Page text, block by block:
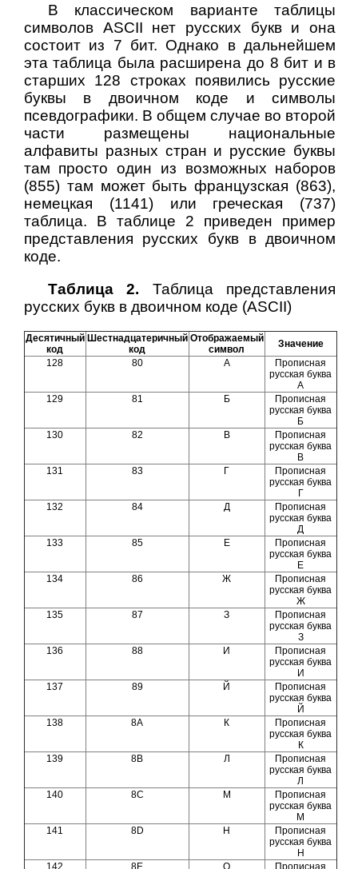
В классическом варианте таблицы
символов ASCII нет русских букв и она
состоит из 7 бит. Однако в дальнейшем
эта таблица была расширена до 8 бит и в
старших 128 строках появились русские
буквы в двоичном коде и символы
псевдографики. В общем случае во второй
части размещены национальные
алфавиты разных стран и русские буквы
там просто один из возможных наборов
(855) там может быть французская (863),
немецкая (1141) или греческая (737)
таблица. В таблице 2 приведен пример
представления русских букв в двоичном
коде.
Таблица 2. Таблица представления
русских букв в двоичном коде (ASCII)
Десятичный
код
Шестнадцатеричный
код
Отображаемый
символ
Значение
128
80 А
Прописная
русская буква
А
129
81 Б
Прописная
русская буква
Б
130
82 В
Прописная
русская буква
В
131
83 Г
Прописная
русская буква
Г
132
84 Д
Прописная
русская буква
Д
133
85 Е
Прописная
русская буква
Е
134
86 Ж
Прописная
русская буква
Ж
135
87 З
Прописная
русская буква
З
136
88 И
Прописная
русская буква
И
137
89 Й
Прописная
русская буква
Й
138
8A К
Прописная
русская буква
К
139
8B Л
Прописная
русская буква
Л
140
8C М
Прописная
русская буква
М
141
8D Н
Прописная
русская буква
Н
142
8E О Прописная